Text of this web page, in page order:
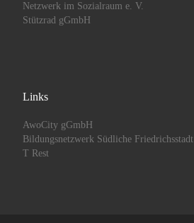
Netzwerk im Sozialraum e. V.
Stützrad gGmbH
Links
AwoCity gGmbH
Bildungsnetzwerk Südliche Friedrichsstadt
T Rest